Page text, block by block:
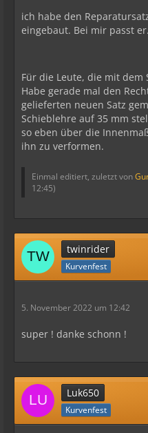
ich habe den
eingebaut. Bei mir passt er.
Für die Leute, die mit dem
Habe gerade mal den
gelieferten neuen Satz
Schieblehre auf 35 mm
so eben über die
ihn zu verformen.
Einmal editiert, zuletzt von
12:45)
twinrider
Kurvenfest
5. November 2022 um 12:42
super ! danke schonn !
Luk650
Kurvenfest